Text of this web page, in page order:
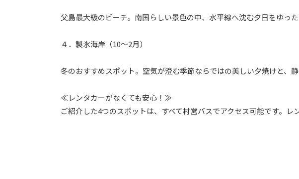
父島最大級のビーチ。南国らしい景色の中、水平線へ沈む夕日をゆっ
４．製氷海岸（10～2月）
冬のおすすめスポット。空気が澄む季節ならではの美しい夕焼けと、
≪レンタカーがなくても安心！≫
ご紹介した4つのスポットは、すべて村営バスでアクセス可能です。